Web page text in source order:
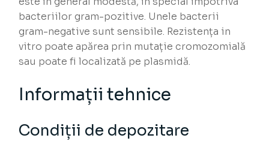
bacteriilor gram-pozitive. Unele bacterii
gram-negative sunt sensibile. Rezistența in
vitro poate apărea prin mutație cromozomială
sau poate fi localizată pe plasmidă.
Informații tehnice
Condiții de depozitare